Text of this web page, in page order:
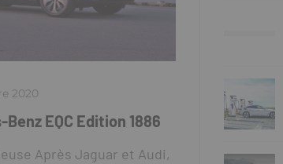
2020
EQC Edition 1886
Après Jaguar et Audi,